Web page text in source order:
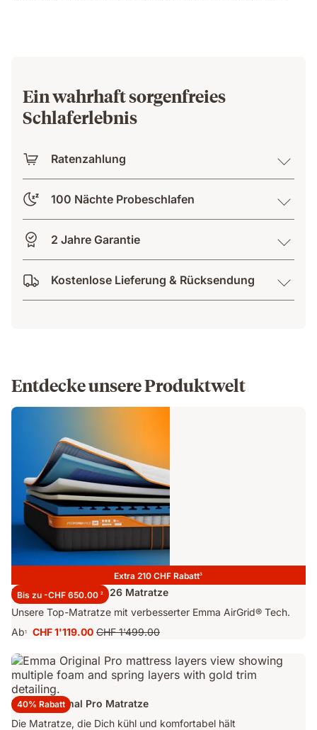
Ein wahrhaft sorgenfreies
Schlaferlebnis
Ratenzahlung
100 Nächte Probeschlafen
2 Jahre Garantie
Kostenlose Lieferung & Rücksendung
Entdecke unsere Produktwelt
Extra 210 CHF Rabatt3
Bis zu -CHF 650.00 2
Emma Performance 26 Matratze
Unsere Top-Matratze mit verbesserter Emma AirGrid® Tech.
Ab1
Preis
CHF 1'119.00 Ursprünglicher
CHF 1'499.00
CHF 1'499.00
40% Rabatt
Emma Original Pro Matratze
Die Matratze, die Dich kühl und komfortabel hält